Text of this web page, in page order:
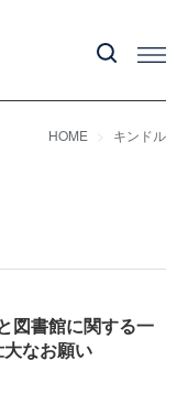
HOME キンドル
書館に関する一
大なお願い